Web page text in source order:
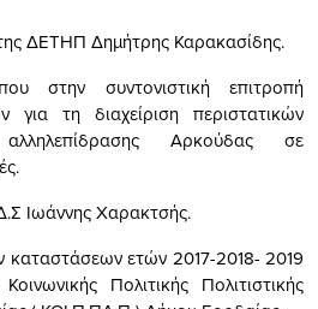
ΔΕΤΗΠ Δημήτρης Καρακασίδης.
στην συντονιστική επιτροπή
για τη διαχείριση περιστατικών
Αρκούδας σε
Ιωάννης Χαρακτσής.
καταστάσεων ετών 2017-2018- 2019
Πολιτικής Πολιτιστικής